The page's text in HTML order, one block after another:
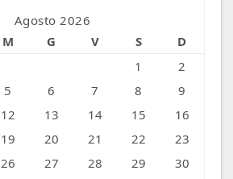
Agosto 2026
M G V S
D
1
2
5 6 7 8
9
12 13 14 15
16
19 20 21 22
23
26 27 28 29
30